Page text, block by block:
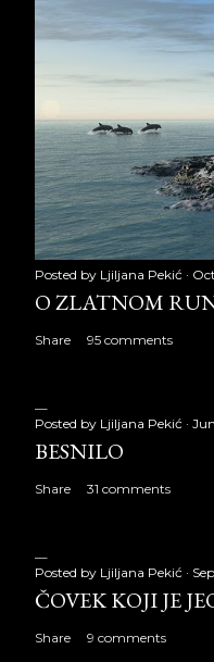
Posted by Ljiljana Pekić
O ZLATNOM
Share 95 comments
Posted by Ljiljana Pekić
BESNILO
Share 31 comments
Posted by Ljiljana Pekić
ČOVEK KOJI JE
Share 9 comments